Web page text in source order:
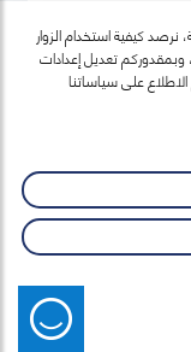
حالياً).كيفية استخدام الزوار
وبمقدوركم تعديل إعدادات
على سياساتنا